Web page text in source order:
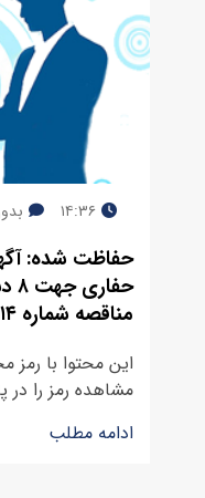
۱۴:۳۶
حفاظت شده:
مناقصه شماره ۱۱۴-۱۴۰۲
این محتوا با
مشاهده رمز را در
ادامه مطلب